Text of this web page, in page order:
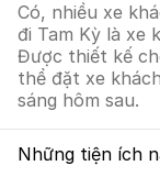
Có, nhiều xe
đi Tam Kỳ là xe
Được thiết kế
thể đặt xe
sáng hôm sau.
Những tiện ích